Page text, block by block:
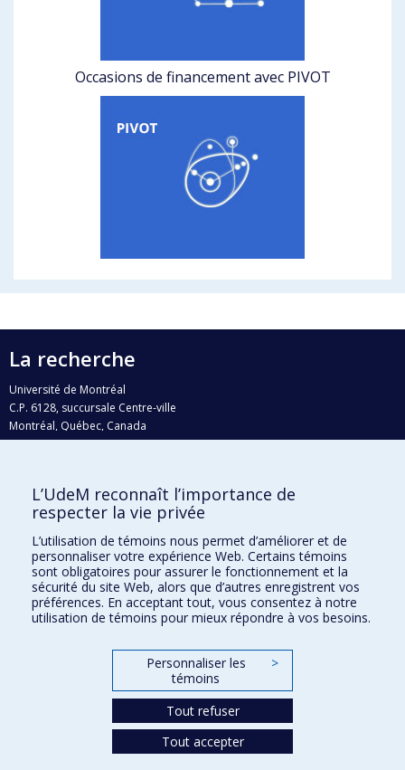
Occasions de financement avec PIVOT
La recherche
Université de Montréal
C.P. 6128, succursale Centre-ville
Montréal, Québec, Canada
H3C 3J7
Qui fait quoi?
Nous trouver
Plan du site
Accessibilité
L’UdeM reconnaît l’importance de
respecter la vie privée
L’utilisation de témoins nous permet d’améliorer et de
personnaliser votre expérience Web. Certains témoins
sont obligatoires pour assurer le fonctionnement et la
sécurité du site Web, alors que d’autres enregistrent vos
préférences. En acceptant tout, vous consentez à notre
utilisation de témoins pour mieux répondre à vos besoins.
Personnaliser les
témoins
>
Tout refuser
Tout accepter